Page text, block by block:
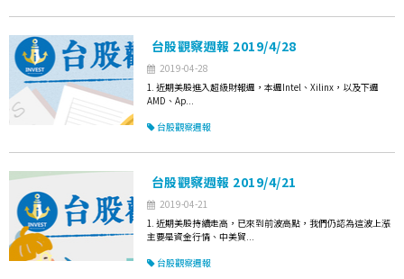
台股觀察週報 2019/4/28
2019-04-28
1. 近期美股進入超級財報週，本週Intel、Xilinx，以及下週
AMD、Ap...
台股觀察週報
台股觀察週報 2019/4/21
2019-04-21
1. 近期美股持續走高，已來到前波高點，我們仍認為這波上漲
主要是資金行情、中美貿...
台股觀察週報